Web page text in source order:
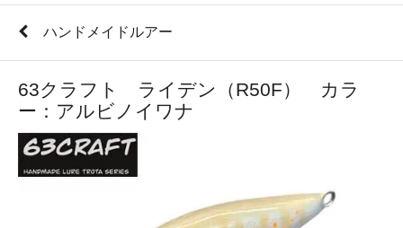
ハンドメイドルアー
63クラフト ライデン（R50F） カラ
ー：アルビノイワナ